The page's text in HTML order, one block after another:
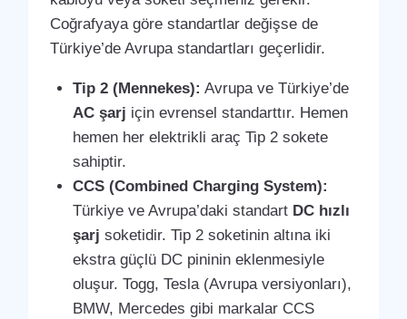
Coğrafyaya göre standartlar değişse de
Türkiye’de Avrupa standartları geçerlidir.
Tip 2 (Mennekes): Avrupa ve Türkiye’de
AC şarj için evrensel standarttır. Hemen
hemen her elektrikli araç Tip 2 sokete
sahiptir.
CCS (Combined Charging System):
Türkiye ve Avrupa’daki standart DC hızlı
şarj soketidir. Tip 2 soketinin altına iki
ekstra güçlü DC pininin eklenmesiyle
oluşur. Togg, Tesla (Avrupa versiyonları),
BMW, Mercedes gibi markalar CCS